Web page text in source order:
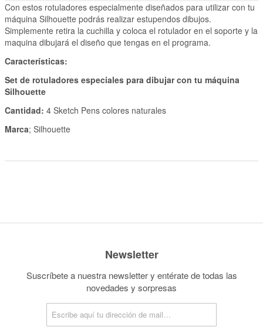
Con estos rotuladores especialmente diseñados para utilizar con tu
máquina Silhouette podrás realizar estupendos dibujos.
Simplemente retira la cuchilla y coloca el rotulador en el soporte y la
maquina dibujará el diseño que tengas en el programa.
Características:
Set de rotuladores especiales para dibujar con tu máquina
Silhouette
Cantidad: 4 Sketch Pens colores naturales
Marca; Silhouette
Newsletter
Suscríbete a nuestra newsletter y entérate de todas las
novedades y sorpresas